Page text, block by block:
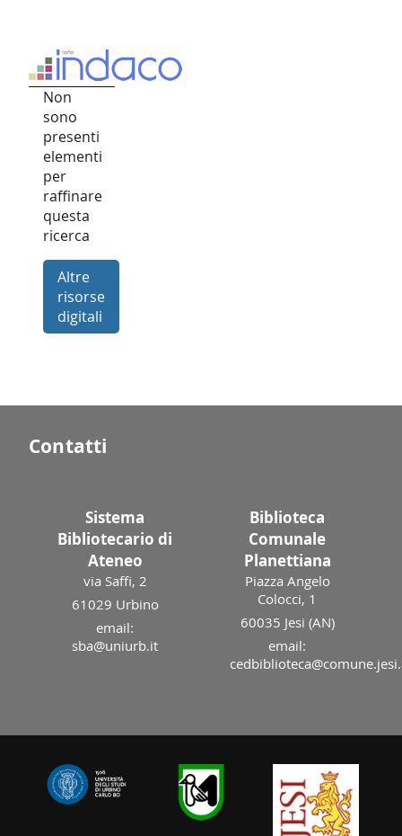
Non
sono
presenti
elementi
per
raffinare
questa
ricerca
Altre
risorse
digitali
Contatti
Sistema
Bibliotecario di
Ateneo
via Saffi, 2
61029 Urbino
email:
sba@uniurb.it
Biblioteca
Comunale
Planettiana
Piazza Angelo
Colocci, 1
60035 Jesi (AN)
email: